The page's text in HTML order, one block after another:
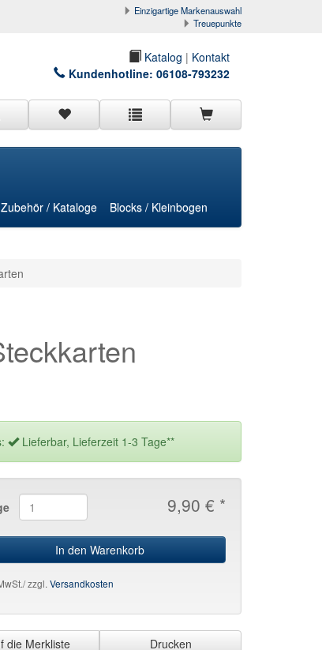
Einzigartige Markenauswahl
Treuepunkte
Katalog | Kontakt
Kundenhotline: 06108-793232
Zubehör / Kataloge Blocks / Kleinbogen
Lieferbar, Lieferzeit 1-3 Tage**
9,90 € *
In den Warenkorb
zzgl. Versandkosten
die Merkliste Drucken